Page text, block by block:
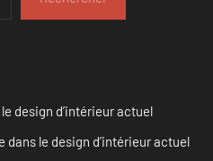
design d’intérieur actuel
dans le design d’intérieur actuel